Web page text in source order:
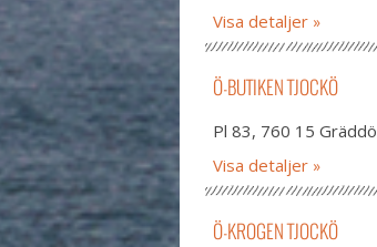
Visa detaljer
Ö-BUTIKEN TJOCKÖ
Pl 83, 760 15 Gräddö
Visa detaljer
Ö-KROGEN TJOCKÖ